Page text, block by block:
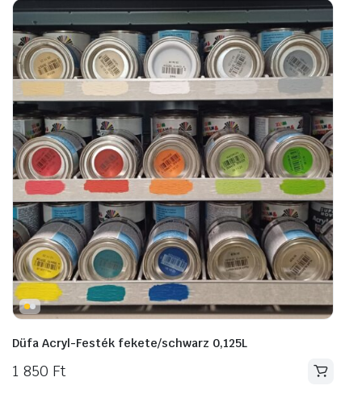
Düfa Acryl-Festék fekete/schwarz 0,125L
1 850 Ft